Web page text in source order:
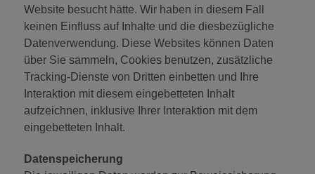
Website besucht hätte. Wir haben in diesem Fall
keinen Einfluss auf Inhalte und die diesbezügliche
Datenverwendung. Diese Websites können Daten
über Sie sammeln, Cookies benutzen, zusätzliche
Tracking-Dienste von Dritten einbetten und Ihre
Interaktion mit diesem eingebetteten Inhalt
aufzeichnen, inklusive Ihrer Interaktion mit dem
eingebetteten Inhalt.
Datenspeicherung